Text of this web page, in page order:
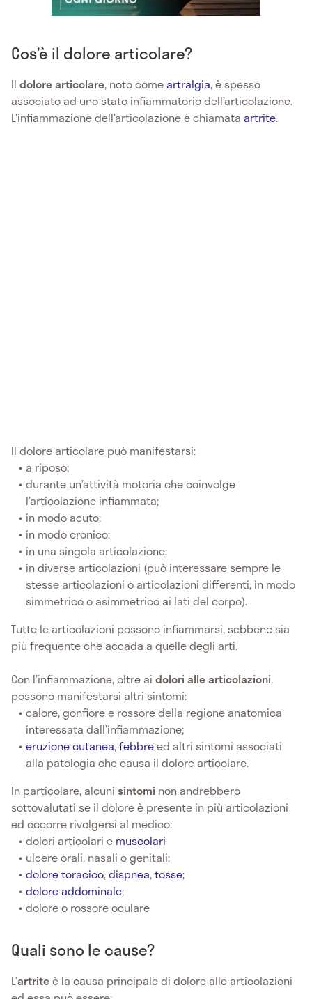
Cos’è il dolore articolare?
Il dolore articolare, noto comeartralgia, è spesso
associato ad uno stato infiammatorio dell’articolazione.
L’infiammazione dell’articolazione è chiamata artrite.
Il dolore articolare può manifestarsi:
a riposo;
durante un’attività motoria che coinvolge
l’articolazione infiammata;
in modo acuto;
in modo cronico;
in una singola articolazione;
in diverse articolazioni (può interessare sempre le
stesse articolazioni o articolazioni differenti, in modo
simmetrico o asimmetrico ai lati del corpo).
Tutte le articolazioni possono infiammarsi, sebbene sia
più frequente che accada a quelle degli arti.
Con l’infiammazione, oltre ai dolori alle articolazioni,
possono manifestarsi altri sintomi:
calore, gonfiore e rossore della regione anatomica
interessata dall’infiammazione;
eruzione cutanea,febbreed altri sintomi associati
alla patologia che causa il dolore articolare.
In particolare, alcuni sintomi non andrebbero
sottovalutati se il dolore è presente in più articolazioni
ed occorre rivolgersi al medico:
dolori articolari e muscolari
ulcere orali, nasali o genitali;
dolore toracico,dispnea,tosse;
dolore addominale;
dolore o rossore oculare
Quali sono le cause?
L’artriteè la causa principale di dolore alle articolazioni